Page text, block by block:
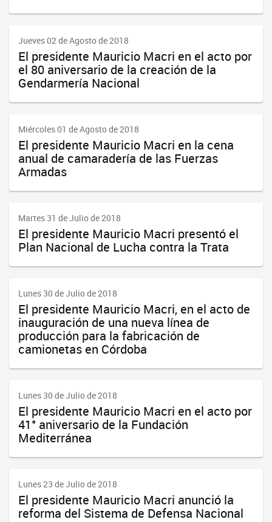
Jueves 02 de Agosto de 2018
El presidente Mauricio Macri en el acto por
el 80 aniversario de la creación de la
Gendarmería Nacional
Miércoles 01 de Agosto de 2018
El presidente Mauricio Macri en la cena
anual de camaradería de las Fuerzas
Armadas
Martes 31 de Julio de 2018
El presidente Mauricio Macri presentó el
Plan Nacional de Lucha contra la Trata
Lunes 30 de Julio de 2018
El presidente Mauricio Macri, en el acto de
inauguración de una nueva línea de
producción para la fabricación de
camionetas en Córdoba
Lunes 30 de Julio de 2018
El presidente Mauricio Macri en el acto por
41° aniversario de la Fundación
Mediterránea
Lunes 23 de Julio de 2018
El presidente Mauricio Macri anunció la
reforma del Sistema de Defensa Nacional